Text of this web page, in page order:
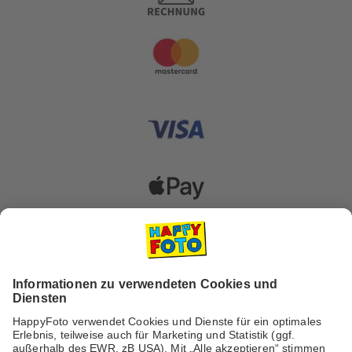
Versanddienstleister